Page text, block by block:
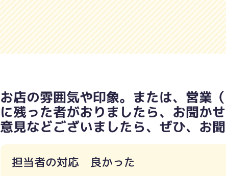
お店の雰囲気や印象。または、営業
に残った者がおりましたら、お聞か
意見などございましたら、ぜひ、お聞
担当者の対応 良かった